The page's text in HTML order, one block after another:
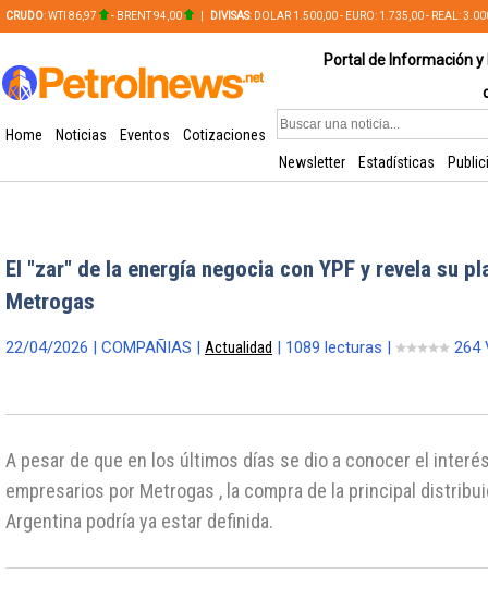
CRUDO: WTI 86,97 - BRENT 94,00 DIVISAS: DOLAR 1.500,00 - EURO: 1.735,00 - REAL:
Portal de Información
Home Noticias Eventos
Cotizaciones
Newsletter
Estadísticas
El "zar" de la energía negocia con YPF y revela su
Metrogas
22/04/2026 | COMPAÑIAS | Actualidad | 1089 lecturas | 264
A pesar de que en los últimos días se dio a conocer el
empresarios por Metrogas , la compra de la principal
Argentina podría ya estar definida.